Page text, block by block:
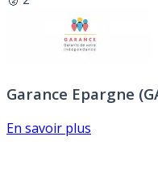
Garance Epargne
En savoir plus